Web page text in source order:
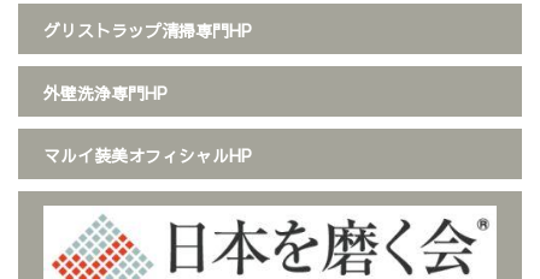
グリストラップ清掃専門HP
外壁洗浄専門HP
マルイ装美オフィシャルHP